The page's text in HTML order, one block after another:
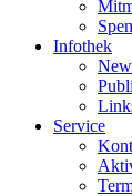
Infothek
Service